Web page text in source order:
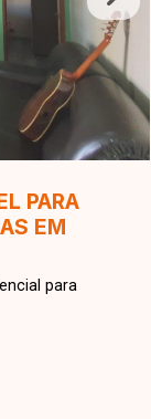
PARA
EM
para